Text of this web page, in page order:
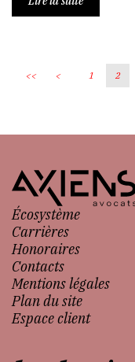
<< < 1 2
Écosystème
Carrières
Honoraires
Contacts
Mentions légales
Plan du site
Espace client